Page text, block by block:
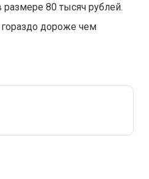
80 тысяч рублей.
дороже чем